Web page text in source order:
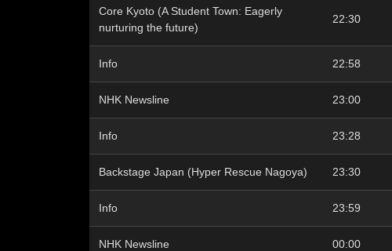
Core Kyoto (A Student Town: Eagerly
nurturing the future)
22:30
Info 22:58
NHK Newsline 23:00
Info 23:28
Backstage Japan (Hyper Rescue Nagoya) 23:30
Info 23:59
NHK Newsline 00:00